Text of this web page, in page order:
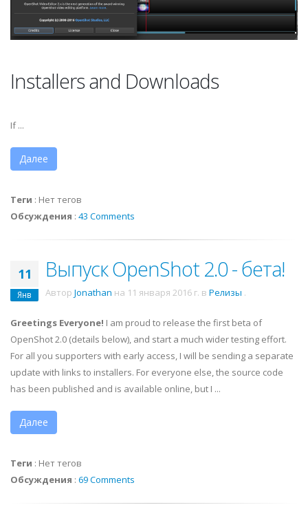
Installers and Downloads
If ...
Далее
Теги : Нет тегов
Обсуждения : 43 Comments
11
Янв
Выпуск OpenShot 2.0 - бета!
Автор Jonathan на 11 января 2016 г. в Релизы .
Greetings Everyone! I am proud to release the first beta of
OpenShot 2.0 (details below), and start a much wider testing effort.
For all you supporters with early access, I will be sending a separate
update with links to installers. For everyone else, the source code
has been published and is available online, but I ...
Далее
Теги : Нет тегов
Обсуждения : 69 Comments